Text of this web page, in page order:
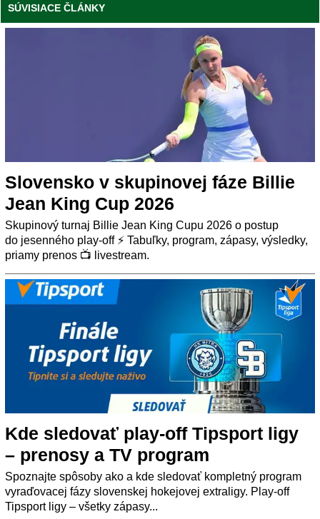
SÚVISIACE ČLÁNKY
Slovensko v skupinovej fáze Billie
Jean King Cup 2026
Skupinový turnaj Billie Jean King Cupu 2026 o postup
do jesenného play-off ⚡ Tabuľky, program, zápasy, výsledky,
priamy prenos 📺 livestream.
Kde sledovať play-off Tipsport ligy
– prenosy a TV program
Spoznajte spôsoby ako a kde sledovať kompletný program
vyraďovacej fázy slovenskej hokejovej extraligy. Play-off
Tipsport ligy – všetky zápasy...